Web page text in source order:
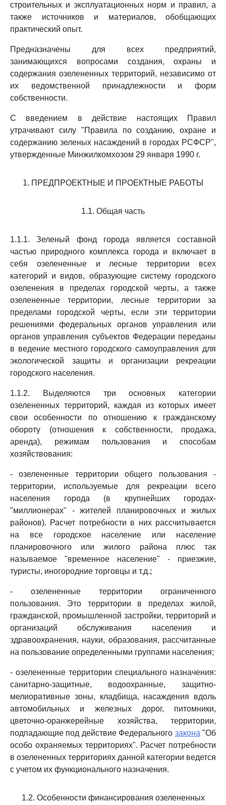
строительных и эксплуатационных норм и правил, а
также источников и материалов, обобщающих
практический опыт.
Предназначены для всех предприятий,
занимающихся вопросами создания, охраны и
содержания озелененных территорий, независимо от
их ведомственной принадлежности и форм
собственности.
С введением в действие настоящих Правил
утрачивают силу "Правила по созданию, охране и
содержанию зеленых насаждений в городах РСФСР",
утвержденные Минжилкомхозом 29 января 1990 г.
1. ПРЕДПРОЕКТНЫЕ И ПРОЕКТНЫЕ РАБОТЫ
1.1. Общая часть
1.1.1. Зеленый фонд города является составной
частью природного комплекса города и включает в
себя озелененные и лесные территории всех
категорий и видов, образующие систему городского
озеленения в пределах городской черты, а также
озелененные территории, лесные территории за
пределами городской черты, если эти территории
решениями федеральных органов управления или
органов управления субъектов Федерации переданы
в ведение местного городского самоуправления для
экологической защиты и организации рекреации
городского населения.
1.1.2. Выделяются три основных категории
озелененных территорий, каждая из которых имеет
свои особенности по отношению к гражданскому
обороту (отношения к собственности, продажа,
аренда), режимам пользования и способам
хозяйствования:
- озелененные территории общего пользования -
территории, используемые для рекреации всего
населения города (в крупнейших городах-
"миллионерах" - жителей планировочных и жилых
районов). Расчет потребности в них рассчитывается
на все городское население или население
планировочного или жилого района плюс так
называемое "временное население" - приезжие,
туристы, иногородние торговцы и т.д.;
- озелененные территории ограниченного
пользования. Это территории в пределах жилой,
гражданской, промышленной застройки, территорий и
организаций обслуживания населения и
здравоохранения, науки, образования, рассчитанные
на пользование определенными группами населения;
- озелененные территории специального назначения:
санитарно-защитные, водоохранные, защитно-
мелиоративные зоны, кладбища, насаждения вдоль
автомобильных и железных дорог, питомники,
цветочно-оранжерейные хозяйства, территории,
подпадающие под действие Федерального закона "Об
особо охраняемых территориях". Расчет потребности
в озелененных территориях данной категории ведется
с учетом их функционального назначения.
1.2. Особенности финансирования озелененных